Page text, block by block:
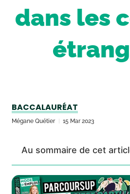
dans les
BACCALAURÉAT
Mégane Quétier 15 Mar 2023
Au sommaire de cet